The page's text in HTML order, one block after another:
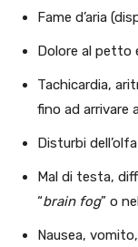
Fame d’aria
Dolore al petto
Tachicardia,
fino ad arrivare
Disturbi
Mal di testa,
“brain fog” o
Nausea,